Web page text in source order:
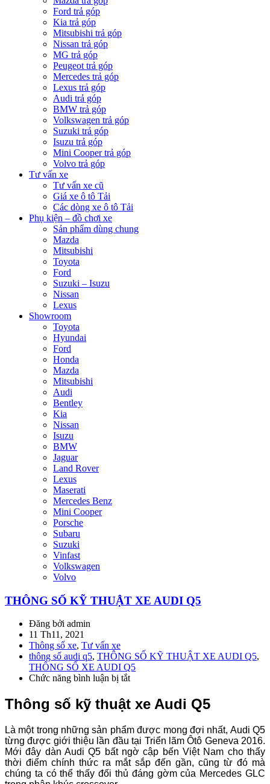
Ford trả góp
Kia trả góp
Mitsubishi trả góp
Nissan trả góp
MG trả góp
Peugeot trả góp
Mercedes trả góp
Lexus trả góp
Audi trả góp
BMW trả góp
Volkswagen trả góp
Suzuki trả góp
Isuzu trả góp
Mini Cooper trả góp
Volvo trả góp
Tư vấn xe
Tư vấn xe cũ
Giá xe ô tô Tải
Các dòng xe ô tô Tải
Phụ kiện – đồ chơi xe
Sản phẩm dùng chung
Mazda
Mitsubishi
Toyota
Ford
Suzuki – Isuzu
Nissan
Lexus
Showroom
Toyota
Hyundai
Ford
Honda
Mazda
Mitsubishi
Audi
Bentley
Kia
Nissan
Isuzu
BMW
Jaguar
Land Rover
Lexus
Maserati
Mercedes Benz
Mini Cooper
Porsche
Subaru
Suzuki
Vinfast
Volkswagen
Volvo
THÔNG SỐ KỸ THUẬT XE AUDI Q5
Đăng bởi admin
11 Th11, 2021
Thông số xe, Tư vấn xe
thông số audi q5, THÔNG SỐ KỸ THUẬT XE AUDI Q5,
THÔNG SỐ XE AUDI Q5
Chức năng bình luận bị tắtở
SỐ
KỸ
XE
AUDI
Q5
Thông số kỹ thuật xe Audi Q5
Là một trong những sản phẩm được mong đợi nhất, Audi Q5
từng được giới thiệu lần đầu tại Triển lãm Ôtô Geneva 2016.
Mới đây dàn Audi Q5 bất ngờ cập bến Việt Nam cho thấy
thời điểm chính thức ra mắt sắp đến gần, cũng từ đó mà
chúng ta có thể thấy đối thủ đáng gờm của Mercedes GLC